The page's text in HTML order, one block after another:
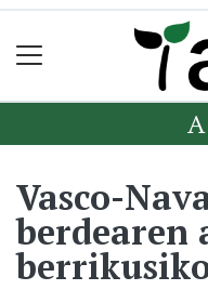
Vasco-
berdearen